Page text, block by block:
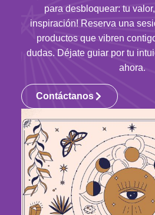
para desbloquear: tu
inspiración! Reserva una
productos que vibren
dudas. Déjate guiar por tu
ahora.
Contáctanos